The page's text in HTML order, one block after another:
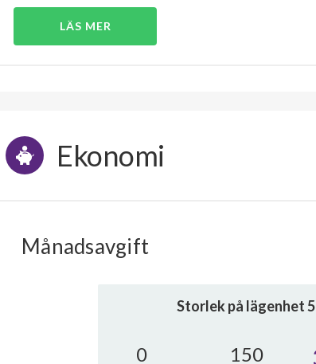
LÄS MER
Ekonomi
Månadsavgift
Storlek på lägenhet
0 150